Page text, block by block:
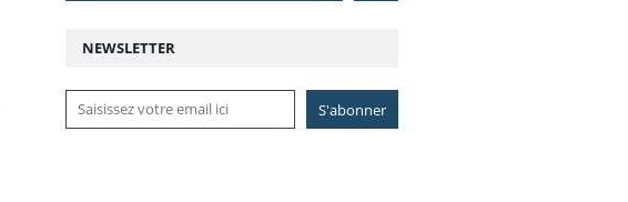
NEWSLETTER